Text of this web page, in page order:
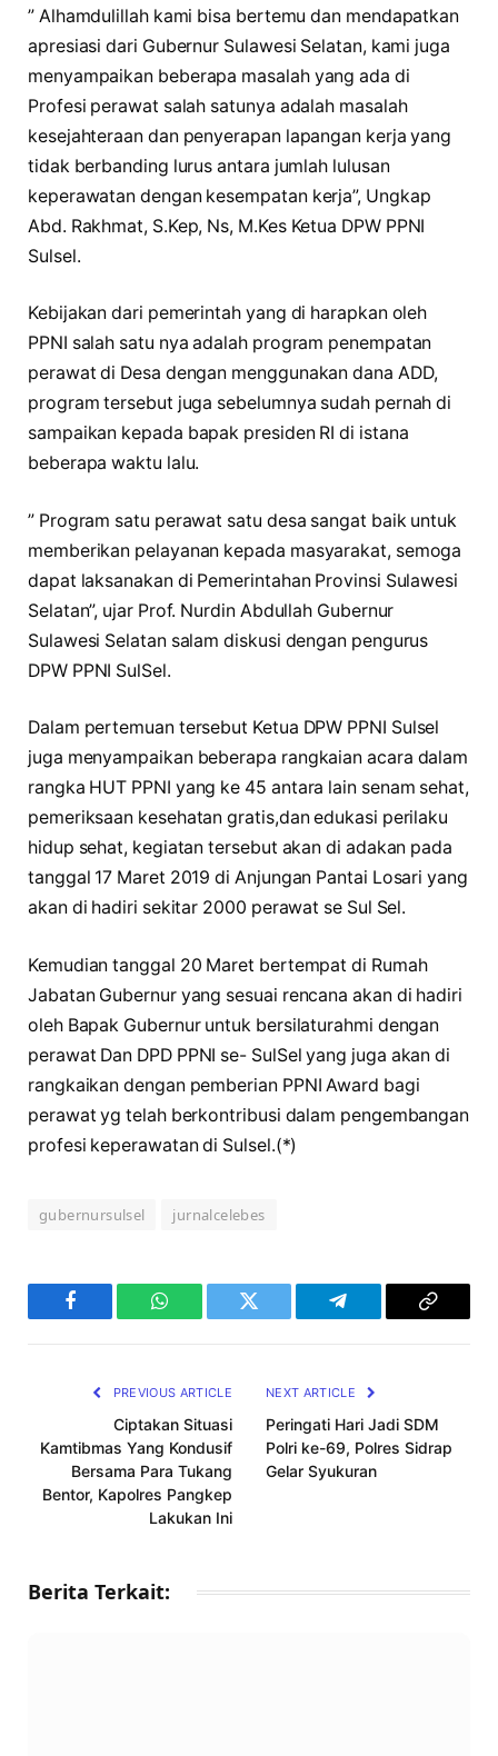
” Alhamdulillah kami bisa bertemu dan mendapatkan
apresiasi dari Gubernur Sulawesi Selatan, kami juga
menyampaikan beberapa masalah yang ada di
Profesi perawat salah satunya adalah masalah
kesejahteraan dan penyerapan lapangan kerja yang
tidak berbanding lurus antara jumlah lulusan
keperawatan dengan kesempatan kerja”, Ungkap
Abd. Rakhmat, S.Kep, Ns, M.Kes Ketua DPW PPNI
Sulsel.
Kebijakan dari pemerintah yang di harapkan oleh
PPNI salah satu nya adalah program penempatan
perawat di Desa dengan menggunakan dana ADD,
program tersebut juga sebelumnya sudah pernah di
sampaikan kepada bapak presiden RI di istana
beberapa waktu lalu.
” Program satu perawat satu desa sangat baik untuk
memberikan pelayanan kepada masyarakat, semoga
dapat laksanakan di Pemerintahan Provinsi Sulawesi
Selatan”, ujar Prof. Nurdin Abdullah Gubernur
Sulawesi Selatan salam diskusi dengan pengurus
DPW PPNI SulSel.
Dalam pertemuan tersebut Ketua DPW PPNI Sulsel
juga menyampaikan beberapa rangkaian acara dalam
rangka HUT PPNI yang ke 45 antara lain senam sehat,
pemeriksaan kesehatan gratis,dan edukasi perilaku
hidup sehat, kegiatan tersebut akan di adakan pada
tanggal 17 Maret 2019 di Anjungan Pantai Losari yang
akan di hadiri sekitar 2000 perawat se Sul Sel.
Kemudian tanggal 20 Maret bertempat di Rumah
Jabatan Gubernur yang sesuai rencana akan di hadiri
oleh Bapak Gubernur untuk bersilaturahmi dengan
perawat Dan DPD PPNI se- SulSel yang juga akan di
rangkaikan dengan pemberian PPNI Award bagi
perawat yg telah berkontribusi dalam pengembangan
profesi keperawatan di Sulsel.(*)
gubernursulsel jurnalcelebes
Facebook WhatsAppTwitter Telegram
Copy
PREVIOUS ARTICLE
Ciptakan Situasi
Kamtibmas Yang Kondusif
Bersama Para Tukang
Bentor, Kapolres Pangkep
Lakukan Ini
NEXT ARTICLE
Peringati Hari Jadi SDM
Polri ke-69, Polres Sidrap
Gelar Syukuran
Berita Terkait: